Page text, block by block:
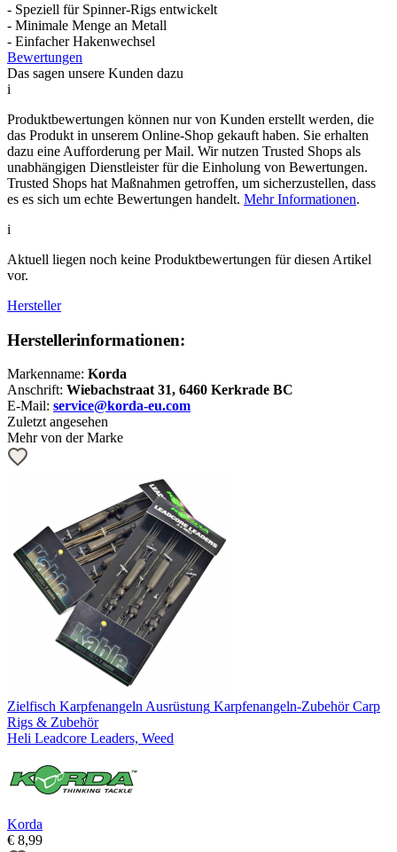
- Speziell für Spinner-Rigs entwickelt
- Minimale Menge an Metall
- Einfacher Hakenwechsel
Bewertungen
Das sagen unsere Kunden dazu
i
Produktbewertungen können nur von Kunden erstellt werden, die
das Produkt in unserem Online-Shop gekauft haben. Sie erhalten
dazu eine Aufforderung per Mail. Wir nutzen Trusted Shops als
unabhängigen Dienstleister für die Einholung von Bewertungen.
Trusted Shops hat Maßnahmen getroffen, um sicherzustellen, dass
es es sich um echte Bewertungen handelt. Mehr Informationen.
i
Aktuell liegen noch keine Produktbewertungen für diesen Artikel
vor.
Hersteller
Herstellerinformationen:
Markenname: Korda
Anschrift: Wiebachstraat 31, 6460 Kerkrade BC
E-Mail: service@korda-eu.com
Zuletzt angesehen
Mehr von der Marke
Zielfisch Karpfenangeln Ausrüstung Karpfenangeln-Zubehör Carp
Rigs & Zubehör
Heli Leadcore Leaders, Weed
Korda
€ 8,99